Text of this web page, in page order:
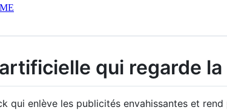
qui regarde la
qui enlève les publicités envahissantes et